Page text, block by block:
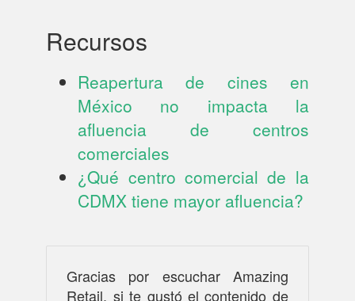
Recursos
Reapertura de cines en
México no impacta la
afluencia de centros
comerciales
¿Qué centro comercial de la
CDMX tiene mayor afluencia?
Gracias por escuchar Amazing
Retail, si te gustó el contenido de